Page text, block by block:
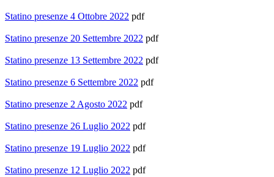
Statino presenze 4 Ottobre 2022 pdf
Statino presenze 20 Settembre 2022 pdf
Statino presenze 13 Settembre 2022 pdf
Statino presenze 6 Settembre 2022 pdf
Statino presenze 2 Agosto 2022 pdf
Statino presenze 26 Luglio 2022 pdf
Statino presenze 19 Luglio 2022 pdf
Statino presenze 12 Luglio 2022 pdf